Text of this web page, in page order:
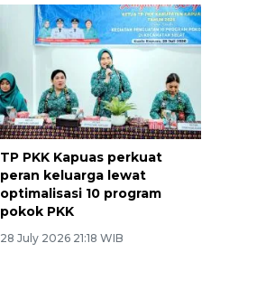
TP PKK Kapuas perkuat
peran keluarga lewat
optimalisasi 10 program
pokok PKK
28 July 2026 21:18 WIB